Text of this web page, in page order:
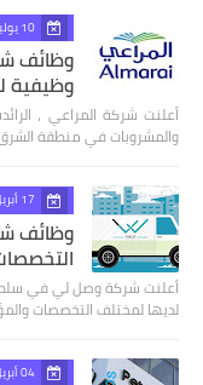
10 يوليو 2026
وظيفية
أعلنت شركة المراعي ،
والمشروبات في منطقة
17 أبريل 2022
وظائف
أعلنت شركة وصل لي في
لديها لمختلف التخصصات
04 أبريل 2022